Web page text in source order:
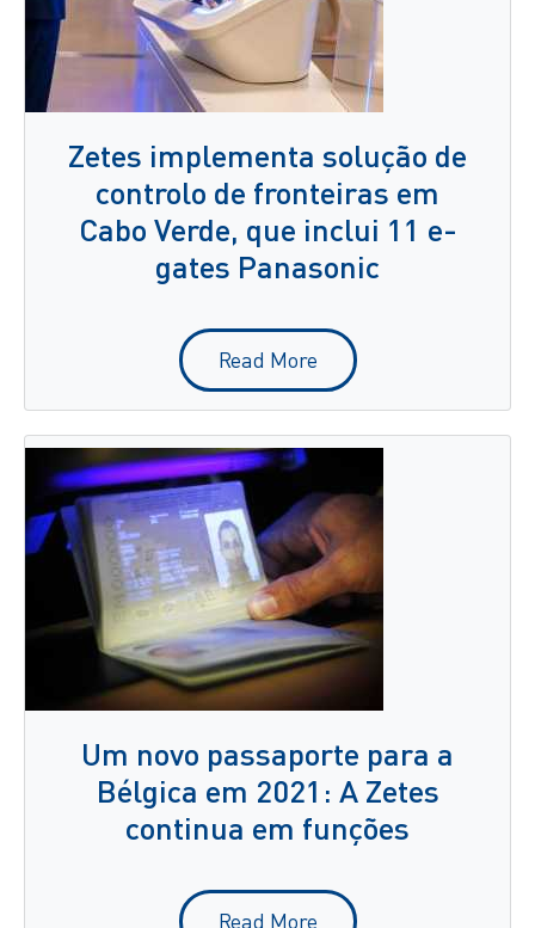
Zetes implementa solução de
controlo de fronteiras em
Cabo Verde, que inclui 11 e-
gates Panasonic
Read More
Um novo passaporte para a
Bélgica em 2021: A Zetes
continua em funções
Read More